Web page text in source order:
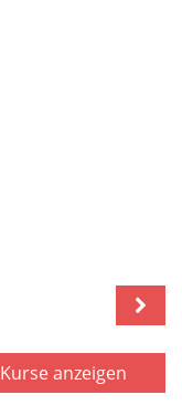
Kurse anzeigen